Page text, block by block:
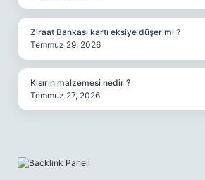
Ziraat Bankası kartı eksiye düşer mi ?
Temmuz 29, 2026
Kısırın malzemesi nedir ?
Temmuz 27, 2026